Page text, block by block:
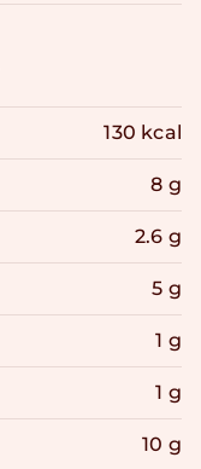
130 kcal
8 g
2.6 g
5 g
1 g
1 g
10 g